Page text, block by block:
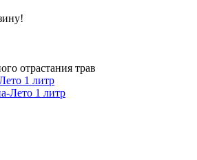
отрастания трав
1 литр